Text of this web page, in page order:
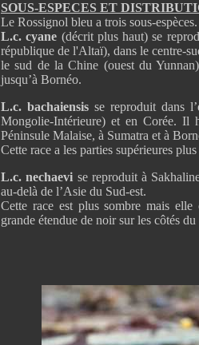
SOUS-ESPECES ET
Le Rossignol bleu a trois sous-espèces.
L.c. cyane (décrit plus haut) se
république de l'Altaï), dans le centre-
le sud de la Chine (ouest du
jusqu’à Bornéo.
L.c. bachaiensis se reproduit dans
Mongolie-Intérieure) et en Corée. Il
Péninsule Malaise, à Sumatra et à
Cette race a les parties supérieures
L.c. nechaevi se reproduit à
au-delà de l’Asie du Sud-est.
Cette race est plus sombre mais elle
grande étendue de noir sur les côtés du